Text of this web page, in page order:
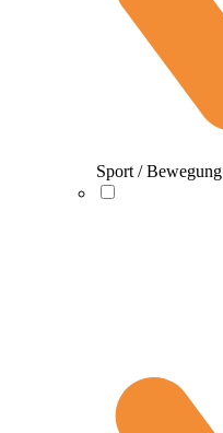
Sport / Bewegung